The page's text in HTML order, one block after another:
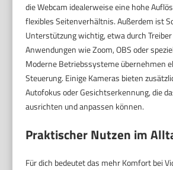
die Webcam idealerweise eine hohe
flexibles Seitenverhältnis. Außerdem ist
Unterstützung wichtig, etwa durch
Anwendungen wie Zoom, OBS oder
Moderne Betriebssysteme übernehmen
Steuerung. Einige Kameras bieten
Autofokus oder Gesichtserkennung, die
ausrichten und anpassen können.
Praktischer Nutzen im
Für dich bedeutet das mehr Komfort bei